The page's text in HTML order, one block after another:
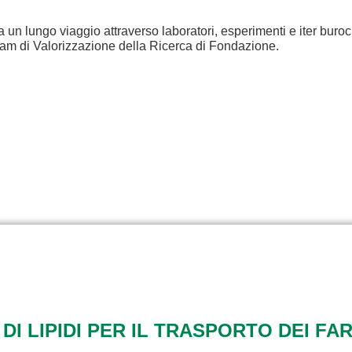
lungo viaggio attraverso laboratori, esperimenti e iter
di Valorizzazione della Ricerca di Fondazione.
LIPIDI PER IL TRASPORTO DEI